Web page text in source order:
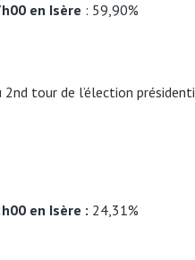
en Isère : 59,90%
tour de l’élection
en Isère : 24,31%